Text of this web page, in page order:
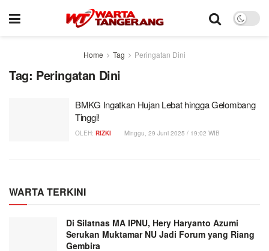
Home Tag Peringatan Dini
Tag: Peringatan Dini
BMKG Ingatkan Hujan Lebat hingga Gelombang
Tinggi!
OLEH: RIZKI Minggu, 29 Juni 2025 / 19:02 WIB
WARTA TERKINI
Di Silatnas MA IPNU, Hery Haryanto Azumi
Serukan Muktamar NU Jadi Forum yang Riang
Gembira